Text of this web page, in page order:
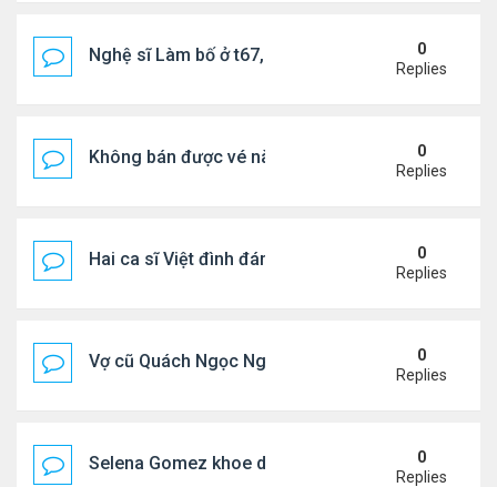
Nghệ sĩ Làm bố ở t67, mê dưỡng da chẳng kém
0
Replies
Không bán được vé nào, 1 phim Việt rời rạp
0
Replies
Hai ca sĩ Việt đình đám không phải vợ chồng vẫn
0
Replies
Vợ cũ Quách Ngọc Ngoan: "Tôi sắp 50, liệu có
0
Replies
Selena Gomez khoe dáng mừng sinh nhật
0
Replies